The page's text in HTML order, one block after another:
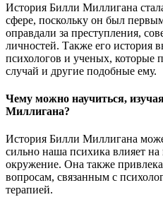
История Билли Миллигана
сфере, поскольку он был
оправдали за преступления,
личностей. Также его история
психологов и ученых, которые
случай и другие подобные ему.
Чему можно научиться,
Миллигана?
История Билли Миллигана
сильно наша психика влияет
окружение. Она также
вопросам, связанным с
терапией.